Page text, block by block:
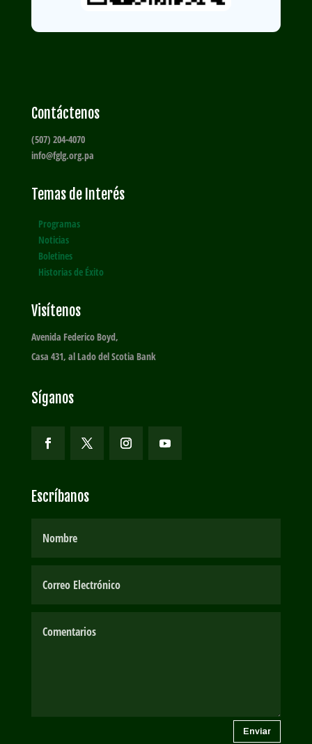
Contáctenos
(507) 204-4070
info@fglg.org.pa
Temas de Interés
Programas
Noticias
Boletines
Historias de Éxito
Visítenos
Avenida Federico Boyd,
Casa 431, al Lado del Scotia Bank
Síganos
Escríbanos
Enviar